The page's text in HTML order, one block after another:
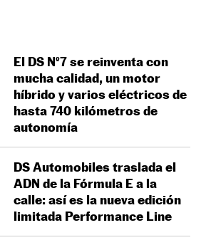
El DS Nº7 se reinventa con
mucha calidad, un motor
híbrido y varios eléctricos de
hasta 740 kilómetros de
autonomía
DS Automobiles traslada el
ADN de la Fórmula E a la
calle: así es la nueva edición
limitada Performance Line